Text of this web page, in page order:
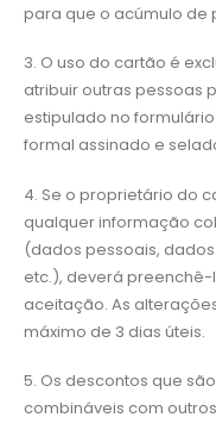
para que o acúmulo de
3. O uso do cartão é
atribuir outras pessoas
estipulado no
formal assinado e
4. Se o proprietário do
qualquer informação
(dados pessoais,
etc.), deverá
aceitação. As
máximo de 3 dias úteis.
5. Os descontos que
combináveis ​​com